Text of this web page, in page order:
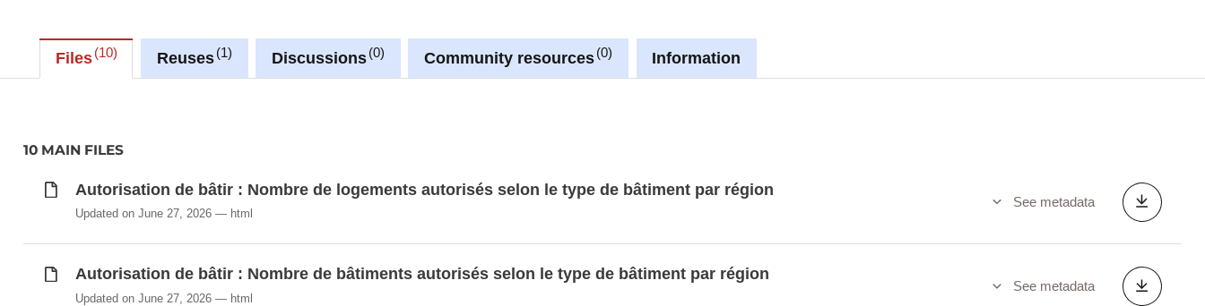
Files 10 Reuses 1 Discussions 0 Community resources 0 Information
10 MAIN FILES
Autorisation de bâtir : Nombre de logements autorisés selon le type de bâtiment par région
Updated on June 27, 2026 html
See metadata
Autorisation de bâtir : Nombre de bâtiments autorisés selon le type de bâtiment par région
Updated on June 27, 2026 html
See metadata